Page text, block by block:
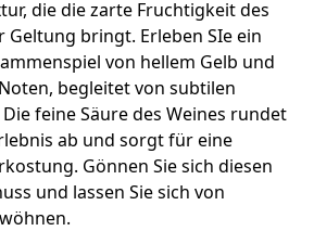
die die zarte Fruchtigkeit des
Geltung bringt. Erleben SIe ein
von hellem Gelb und
begleitet von subtilen
feine Säure des Weines rundet
ab und sorgt für eine
Gönnen Sie sich diesen
und lassen Sie sich von